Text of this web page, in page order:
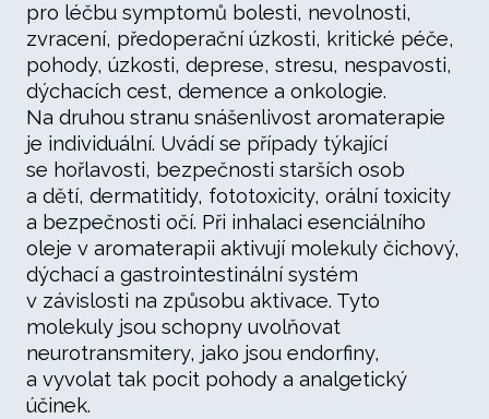
pro léčbu symptomů bolesti, nevolnosti,
zvracení, předoperační úzkosti, kritické péče,
pohody, úzkosti, deprese, stresu, nespavosti,
dýchacích cest, demence a onkologie.
Na druhou stranu snášenlivost aromaterapie
je individuální. Uvádí se případy týkající
se hořlavosti, bezpečnosti starších osob
a dětí, dermatitidy, fototoxicity, orální toxicity
a bezpečnosti očí. Při inhalaci esenciálního
oleje v aromaterapii aktivují molekuly čichový,
dýchací a gastrointestinální systém
v závislosti na způsobu aktivace. Tyto
molekuly jsou schopny uvolňovat
neurotransmitery, jako jsou endorfiny,
a vyvolat tak pocit pohody a analgetický
účinek.